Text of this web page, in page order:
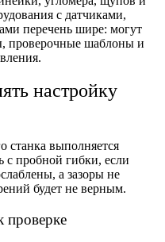
с датчиками,
перечень шире: могут
проверочные шаблоны и
настройку
станка выполняется
с пробной гибки, если
а зазоры не
будет не верным.
проверке